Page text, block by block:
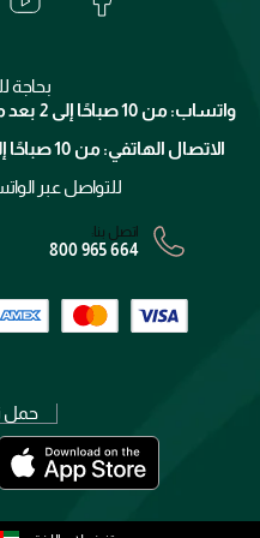
الإرجاع
برنامج الولاء ميوز
الشروط و الأحكام
سياسة الخصوصية
بحاجة
واتساب: من 10 صباحًا إلى 2 بعد منتصف الليل (من الإثنين إلى الأحد)
الاتصال الهاتفي: من 10 صباحًا إلى 11 مساءً (من الإثنين إلى الأحد)
للتواصل عبر
اتصل بنا:
800 965 664
حمل